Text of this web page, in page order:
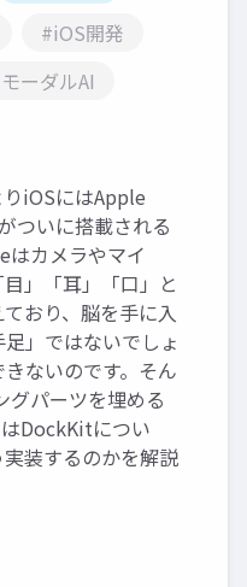
#iOS開発
ーダルAI
iOSにはApple
ついに搭載される
はカメラやマイ
」「耳」「口」と
おり、脳を手に入
」ではないでしょ
ないのです。そん
グパーツを埋める
DockKitについ
装するのかを解説